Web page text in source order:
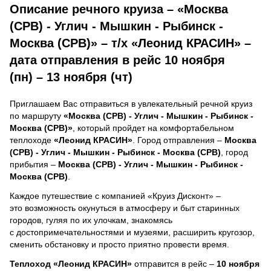
Описание речного круиза – «Москва
(СРВ) - Углич - Мышкин - Рыбинск -
Москва (СРВ)» – т/х «Леонид КРАСИН» –
дата отправления в рейс 10 ноября
(пн) – 13 ноября (чт)
Приглашаем Вас отправиться в увлекательный речной круиз
по маршруту «Москва (СРВ) - Углич - Мышкин - Рыбинск -
Москва (СРВ)» , который пройдет на комфортабельном
теплоходе «Леонид КРАСИН» . Город отправления – Москва
(СРВ) - Углич - Мышкин - Рыбинск - Москва (СРВ) , город
прибытия – Москва (СРВ) - Углич - Мышкин - Рыбинск -
Москва (СРВ)
Каждое путешествие с компанией «Круиз Дисконт» –
это возможность окунуться в атмосферу и быт старинных
городов, гуляя по их улочкам, знакомясь
с достопримечательностями и музеями, расширить кругозор,
сменить обстановку и просто приятно провести время.
Теплоход «Леонид КРАСИН» отправится в рейс – 10 ноября